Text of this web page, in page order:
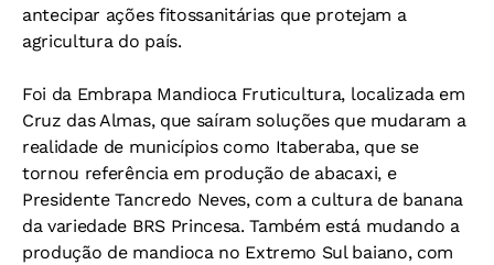
antecipar ações fitossanitárias que protejam a
agricultura do país.
Foi da Embrapa Mandioca Fruticultura, localizada em
Cruz das Almas, que saíram soluções que mudaram a
realidade de municípios como Itaberaba, que se
tornou referência em produção de abacaxi, e
Presidente Tancredo Neves, com a cultura de banana
da variedade BRS Princesa. Também está mudando a
produção de mandioca no Extremo Sul baiano, com